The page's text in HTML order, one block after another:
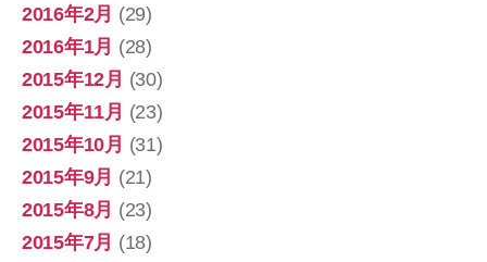
2016年2月 (29)
2016年1月 (28)
2015年12月 (30)
2015年11月 (23)
2015年10月 (31)
2015年9月 (21)
2015年8月 (23)
2015年7月 (18)